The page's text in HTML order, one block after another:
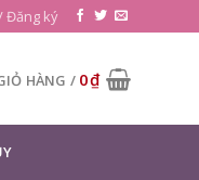
Đăng ký
HÀNG / 0₫